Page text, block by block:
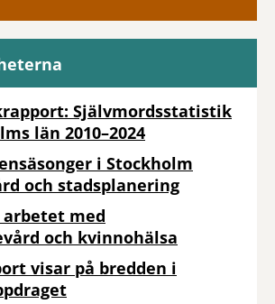
Självmordsstatistik
län 2010–2024
i Stockholm
och stadsplanering
arbetet med
och kvinnohälsa
visar på bredden i